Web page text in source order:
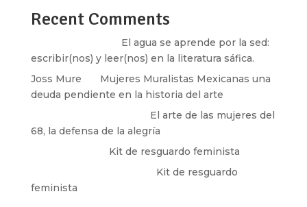
Recent Comments
El agua se aprende por la sed:
escribir(nos) y leer(nos) en la literatura sáfica.
Joss Mure
Mujeres Muralistas Mexicanas una
deuda pendiente en la historia del arte
El arte de las mujeres del
68, la defensa de la alegría
Kit de resguardo feminista
Kit de resguardo
feminista